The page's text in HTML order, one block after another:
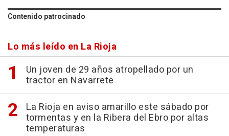
Contenido patrocinado
Lo más leído en La Rioja
Un joven de 29 años atropellado por un
tractor en Navarrete
La Rioja en aviso amarillo este sábado por
tormentas y en la Ribera del Ebro por altas
temperaturas